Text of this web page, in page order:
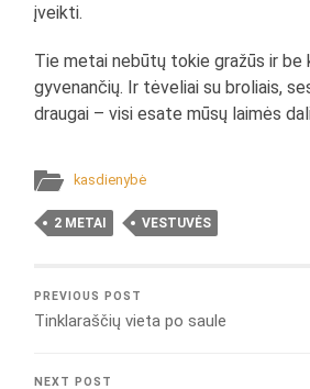
įveikti.
Tie metai nebūtų tokie gražūs ir be
gyvenančių. Ir tėveliai su broliais,
draugai – visi esate mūsų laimės
kasdienybė
2 METAI VESTUVĖS
PREVIOUS POST
Tinklaraščių vieta po saule
NEXT POST